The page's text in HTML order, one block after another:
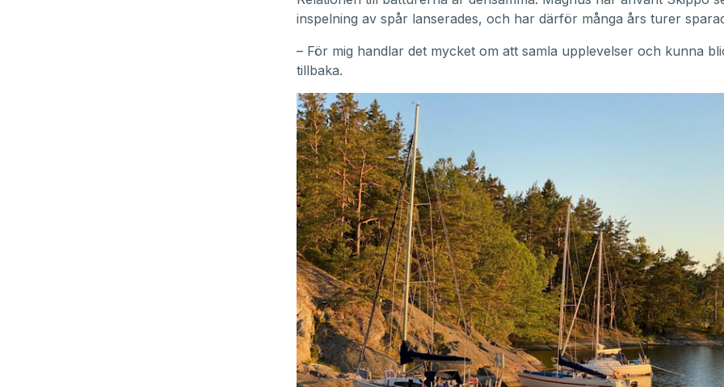
inspelning av spår lanserades, och har därför många års turer
– För mig handlar det mycket om att samla upplevelser och kunna
tillbaka.